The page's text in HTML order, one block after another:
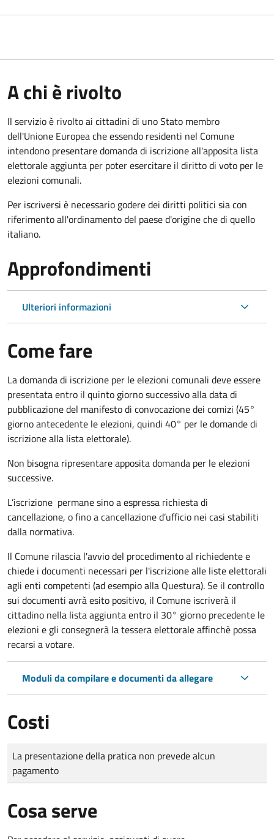
A chi è rivolto
Il servizio è rivolto ai cittadini di uno Stato membro
dell'Unione Europea che essendo residenti nel Comune
intendono presentare domanda di iscrizione all'apposita lista
elettorale aggiunta per poter esercitare il diritto di voto per le
elezioni comunali.
Per iscriversi è necessario godere dei diritti politici sia con
riferimento all'ordinamento del paese d'origine che di quello
italiano.
Approfondimenti
Ulteriori informazioni
Come fare
La domanda di iscrizione per le elezioni comunali deve essere
presentata entro il quinto giorno successivo alla data di
pubblicazione del manifesto di convocazione dei comizi (45°
giorno antecedente le elezioni, quindi 40° per le domande di
iscrizione alla lista elettorale).
Non bisogna ripresentare apposita domanda per le elezioni
successive.
L’iscrizione permane sino a espressa richiesta di
cancellazione, o fino a cancellazione d’ufficio nei casi stabiliti
dalla normativa.
Il Comune rilascia l'avvio del procedimento al richiedente e
chiede i documenti necessari per l'iscrizione alle liste elettorali
agli enti competenti (ad esempio alla Questura). Se il controllo
sui documenti avrà esito positivo, il Comune iscriverà il
cittadino nella lista aggiunta entro il 30° giorno precedente le
elezioni e gli consegnerà la tessera elettorale affinchè possa
recarsi a votare.
Moduli da compilare e documenti da allegare
Costi
Tipo di pagamento
Importo
La presentazione della pratica non prevede alcun
pagamento
Cosa serve